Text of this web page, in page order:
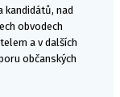
kandidátů, nad
obvodech
a v dalších
občanských